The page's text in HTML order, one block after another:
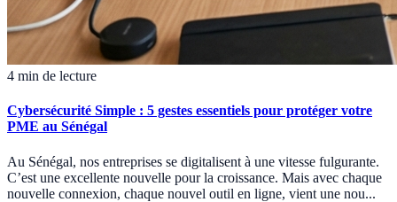
4 min de lecture
Cybersécurité Simple : 5 gestes essentiels pour protéger votre
PME au Sénégal
Au Sénégal, nos entreprises se digitalisent à une vitesse fulgurante.
C’est une excellente nouvelle pour la croissance. Mais avec chaque
nouvelle connexion, chaque nouvel outil en ligne, vient une nou...